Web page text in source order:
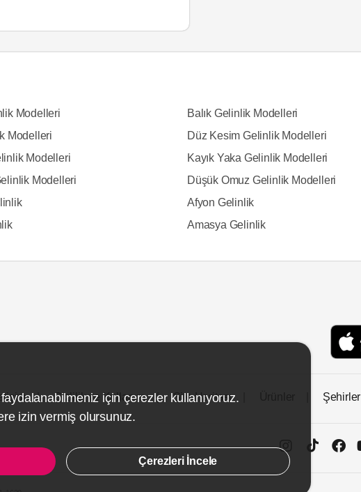
Modelleri
Balık Gelinlik Modelleri
Modelleri
Düz Kesim Gelinlik Modelleri
Modelleri
Kayık Yaka Gelinlik Modelleri
Modelleri
Düşük Omuz Gelinlik Modelleri
Afyon Gelinlik
Amasya Gelinlik
Gizlilik ve Kullanım Site Haritası Şehirler
için çerezler kullanıyoruz.
izin vermiş olursunuz.
Çerezleri İncele